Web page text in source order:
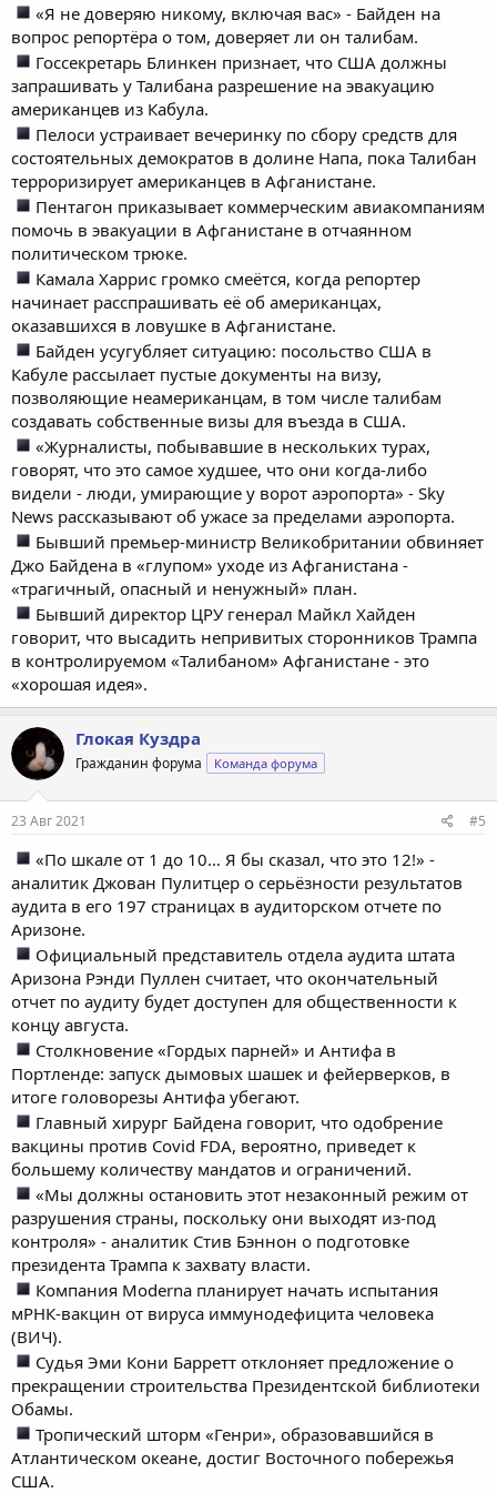
«Я не доверяю никому, включая вас» - Байден на
вопрос репортёра о том, доверяет ли он талибам.
Госсекретарь Блинкен признает, что США должны
запрашивать у Талибана разрешение на эвакуацию
американцев из Кабула.
Пелоси устраивает вечеринку по сбору средств для
состоятельных демократов в долине Напа, пока Талибан
терроризирует американцев в Афганистане.
Пентагон приказывает коммерческим авиакомпаниям
помочь в эвакуации в Афганистане в отчаянном
политическом трюке.
Камала Харрис громко смеётся, когда репортер
начинает расспрашивать её об американцах,
оказавшихся в ловушке в Афганистане.
Байден усугубляет ситуацию: посольство США в
Кабуле рассылает пустые документы на визу,
позволяющие неамериканцам, в том числе талибам
создавать собственные визы для въезда в США.
«Журналисты, побывавшие в нескольких турах,
говорят, что это самое худшее, что они когда-либо
видели - люди, умирающие у ворот аэропорта» - Sky
News рассказывают об ужасе за пределами аэропорта.
Бывший премьер-министр Великобритании обвиняет
Джо Байдена в «глупом» уходе из Афганистана -
«трагичный, опасный и ненужный» план.
Бывший директор ЦРУ генерал Майкл Хайден
говорит, что высадить непривитых сторонников Трампа
в контролируемом «Талибаном» Афганистане - это
«хорошая идея».
Глокая Куздра
Гражданин форума Команда форума
23 Авг 2021 #5
«По шкале от 1 до 10… Я бы сказал, что это 12!» -
аналитик Джован Пулитцер о серьёзности результатов
аудита в его 197 страницах в аудиторском отчете по
Аризоне.
Официальный представитель отдела аудита штата
Аризона Рэнди Пуллен считает, что окончательный
отчет по аудиту будет доступен для общественности к
концу августа.
Столкновение «Гордых парней» и Антифа в
Портленде: запуск дымовых шашек и фейерверков, в
итоге головорезы Антифа убегают.
Главный хирург Байдена говорит, что одобрение
вакцины против Covid FDA, вероятно, приведет к
большему количеству мандатов и ограничений.
«Мы должны остановить этот незаконный режим от
разрушения страны, поскольку они выходят из-под
контроля» - аналитик Стив Бэннон о подготовке
президента Трампа к захвату власти.
Компания Moderna планирует начать испытания
мРНК-вакцин от вируса иммунодефицита человека
(ВИЧ).
Судья Эми Кони Барретт отклоняет предложение о
прекращении строительства Президентской библиотеки
Обамы.
Тропический шторм «Генри», образовавшийся в
Атлантическом океане, достиг Восточного побережья
США.